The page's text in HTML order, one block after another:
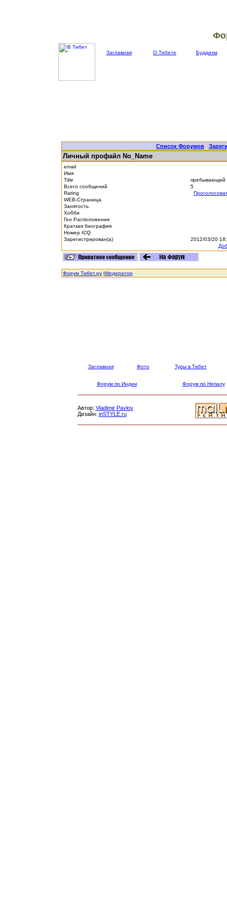
Заглавная О Тибете Буддизм
Список Форумов |
Личный профайл No_Name
email
Имя
Title
пребывающий
Всего сообщений
5
Rating
WEB-Страница
Занятость
Хобби
Гео Расположение
Краткая биография
Номер ICQ
Зарегистрирован(а)
2012/03/20
Форум Тибет.ру |Модератор
Заглавная Фото Туры в Тибет
Форум по Индии Форум по Непалу
Автор: Vladimir Pavlov
Дизайн: inSTYLE.ru